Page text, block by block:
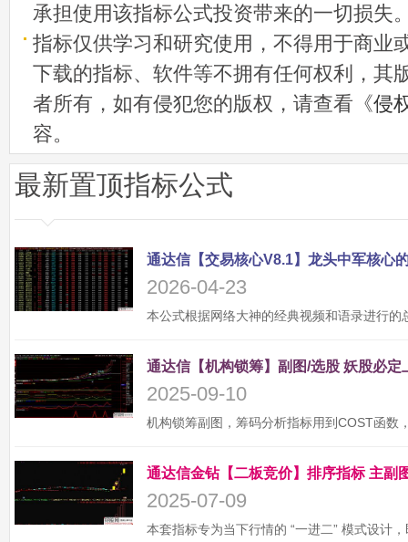
承担使用该指标公式投资带来的一切损失
指标仅供学习和研究使用，不得用于商业
下载的指标、软件等不拥有任何权利，其
者所有，如有侵犯您的版权，请查看《侵
容。
最新置顶指标公式
2026-04-23
2025-09-10
2025-07-09